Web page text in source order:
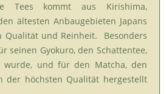
Tees kommt aus Kirishima,
ältesten Anbaugebieten Japans
Qualität und Reinheit. Besonders
seinen Gyokuro, den Schattentee,
und für den Matcha, den
der höchsten Qualität hergestellt